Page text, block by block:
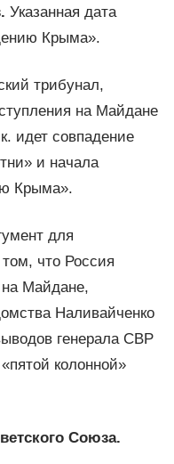
Указанная дата
Крыма».
трибунал,
на Майдане
идет совпадение
и начала
Крыма».
для
что Россия
Майдане,
Наливайченко
генерала СВР
колонной»
Союза.